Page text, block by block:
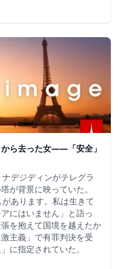
ら去った女——「安全」
デジディンがテレグラ
が背景に映っていた。
あります。私は生きて
にはいません」と語っ
を抱えて国境を越えたか
主義」で有罪判決を受
に指定されていた。